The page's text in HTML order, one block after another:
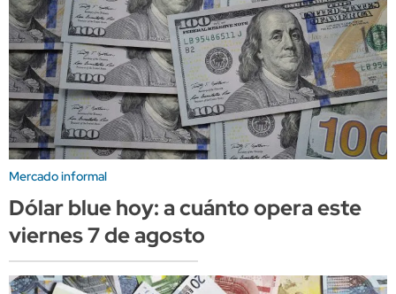
Mercado informal
Dólar blue hoy: a cuánto opera este
viernes 7 de agosto